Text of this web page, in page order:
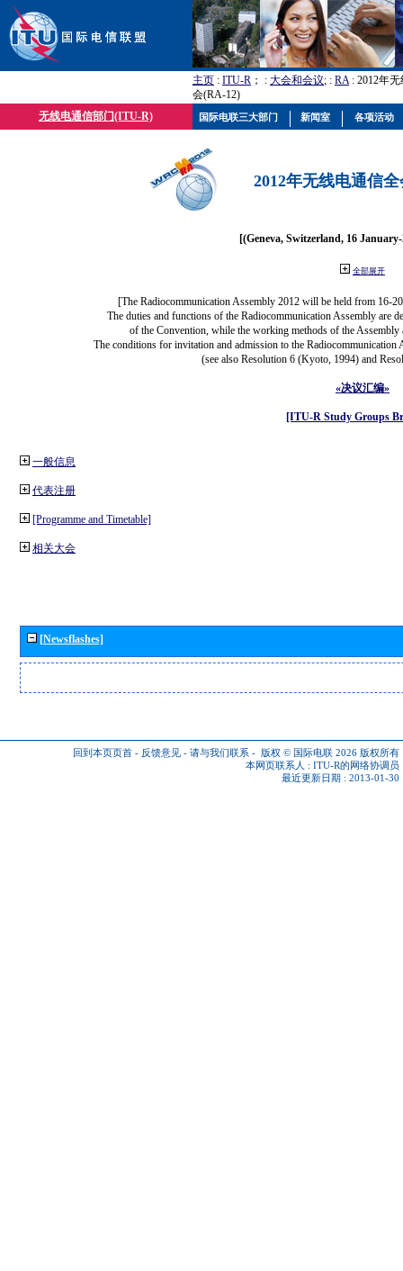
主页 : ITU-R ； : 大会和会议; : RA: 2012年
会(RA-12)
无线电通信部门(ITU-R)
2012年无线电通信
[(Geneva, Switzerland, 16
全部展开
[The Radiocommunication Assembly 2012 will be held from 16-
The duties and functions of the Radiocommunication Assembly are
of the Convention, while the working methods of the
The conditions for invitation and admission to the
(see also Resolution 6 (Kyoto, 1994) and
«决议汇编»
[ITU-R Study Groups
一般信息
代表注册
[Programme and Timetable]
相关大会
[Newsflashes]
回到本页页首 - 反馈意见 - 请与我们联系 - 版权 © 国际电联 2026 版权所有
本网页联系人 : ITU-R的网络协调员
最近更新日期 : 2013-01-30
国际电联三大部门 新闻室 各项活动